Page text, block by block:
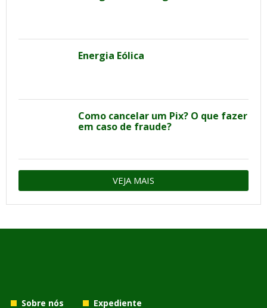
Energia Eólica
Como cancelar um Pix? O que fazer
em caso de fraude?
VEJA MAIS
Sobre nós Expediente